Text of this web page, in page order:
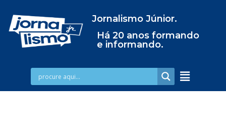
Jornalismo Júnior.
Há 20 anos formando
e informando.